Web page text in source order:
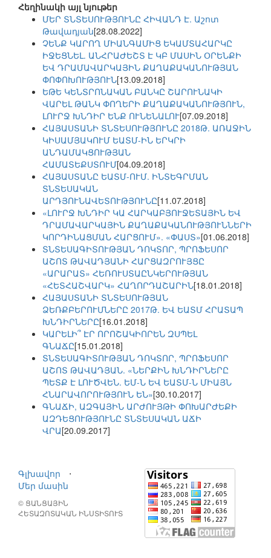
Հեղինակի այլ նյութեր
ՄԵՐ ՏՆՏԵՍՈՒԹՅՈՒՆԸ ՀԻՎԱՆԴ Է. Աշոտ
Թավադյան[28.08.2022]
ՉԵՆՔ ԿԱՐՈՂ ՄԻԱՆԳԱՄԻՑ ԵԿԱՄՏԱՀԱՐԿԸ
ԻՋԵՑՆԵԼ. ԱՆՀՐԱԺԵՇՏ Է ԿԲ ՄԱՍԻՆ ՕՐԵՆՔԻ
ԵՎ ԴՐԱՄԱՎԱՐԿԱՅԻՆ ՔԱՂԱՔԱԿԱՆՈՒԹՅԱՆ
ՓՈՓՈԽՈՒԹՅՈՒՆ[13.09.2018]
ԵԹԵ ԿԵՆՏՐՈՆԱԿԱՆ ԲԱՆԿԸ ՇԱՐՈՒՆԱԿԻ
ՎԱՐԵԼ ԹԱՆԿ ՓՈՂԵՐԻ ՔԱՂԱՔԱԿԱՆՈՒԹՅՈՒՆ,
ԼՈՒՐՋ ԽՆԴԻՐ ԵՆՔ ՈՒՆԵՆԱԼՈՒ[07.09.2018]
ՀԱՅԱՍՏԱՆԻ ՏՆՏԵՍՈՒԹՅՈՒՆԸ 2018Թ. ԱՌԱՋԻՆ
ԿԻՍԱՄՅԱԿՈՒՄ ԵԱՏՄ-ԻՆ ԵՐԿՐԻ
ԱՆԴԱՄԱԿՑՈՒԹՅԱՆ
ՀԱՄԱՏԵՔՍՏՈՒՄ[04.09.2018]
ՀԱՅԱՍՏԱՆԸ ԵԱՏՄ-ՈՒՄ. ԻՆՏԵԳՐՄԱՆ
ՏՆՏԵՍԱԿԱՆ
ԱՐԴՅՈՒՆԱՎԵՏՈՒԹՅՈՒՆԸ[11.07.2018]
«ԼՈՒՐՋ ԽՆԴԻՐ ԿԱ ՀԱՐԿԱԲՅՈՒՋԵՏԱՅԻՆ ԵՎ
ԴՐԱՄԱՎԱՐԿԱՅԻՆ ՔԱՂԱՔԱԿԱՆՈՒԹՅՈՒՆՆԵՐԻ
ԿՈՐԴԻՆԱՑՄԱՆ ՀԱՐՑՈՒՄ». «ՓԱՍՏ»[01.06.2018]
ՏՆՏԵՍԱԳԻՏՈՒԹՅԱՆ ԴՈԿՏՈՐ, ՊՐՈՖԵՍՈՐ
ԱՇՈՏ ԹԱՎԱԴՅԱՆԻ ՀԱՐՑԱԶՐՈՒՅՑԸ
«ԱՐԱՐԱՏ» ՀԵՌՈՒՍՏԱԸՆԿԵՐՈՒԹՅԱՆ
«ՀԵՏՀԱՇՎԱՐԿ» ՀԱՂՈՐԴԱՇԱՐԻՆ[18.01.2018]
ՀԱՅԱՍՏԱՆԻ ՏՆՏԵՍՈՒԹՅԱՆ
ՁԵՌՔԲԵՐՈՒՄՆԵՐԸ 2017Թ. ԵՎ ԵԱՏՄ ՀՐԱՏԱՊ
ԽՆԴԻՐՆԵՐԸ[16.01.2018]
ԿԱՐԵԼԻ՞ ԷՐ ՈՐՈՇԱԿԻՈՐԵՆ ԶՍՊԵԼ
ԳՆԱՃԸ[15.01.2018]
ՏՆՏԵՍԱԳԻՏՈՒԹՅԱՆ ԴՈԿՏՈՐ, ՊՐՈՖԵՍՈՐ
ԱՇՈՏ ԹԱՎԱԴՅԱՆ. «ՆԵՐՔԻՆ ԽՆԴԻՐՆԵՐԸ
ՊԵՏՔ Է ԼՈՒԾՎԵՆ. ԵՄ-Ն ԵՎ ԵԱՏՄ-Ն ՄԻԱՅՆ
ՀՆԱՐԱՎՈՐՈՒԹՅՈՒՆ ԵՆ»[30.10.2017]
ԳՆԱՃԻ, ԱԶԳԱՅԻՆ ԱՐԺՈՒՅԹԻ ՓՈԽԱՐԺԵՔԻ
ԱԶԴԵՑՈՒԹՅՈՒՆԸ ՏՆՏԵՍԱԿԱՆ ԱՃԻ
ՎՐԱ[20.09.2017]
Գլխավոր
⋅
Մեր մասին
© ՑԱՆՑԱՅԻՆ
ՀԵՏԱԶՈՏԱԿԱՆ ԻՆՍՏԻՏՈՒՏ